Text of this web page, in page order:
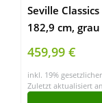
Seville
182,9 cm, grau
459,99 €
inkl. 19%
Zuletzt aktualisiert